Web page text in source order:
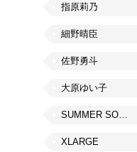
指原莉乃
細野晴臣
佐野勇斗
大原ゆい子
SUMMER SONIC
XLARGE